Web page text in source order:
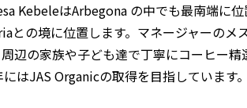
KebeleはArbegona の中でも最南端に位
との境に位置します。マネージャーのメ
辺の家族や子ども達で丁寧にコーヒー精
はJAS Organicの取得を目指しています。